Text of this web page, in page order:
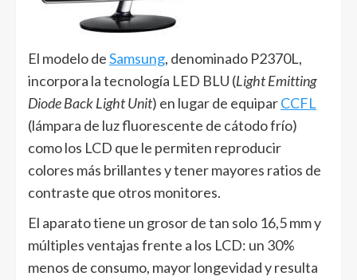
El modelo deSamsung, denominado P2370L,
incorpora la tecnología LED BLU (Light Emitting
Diode Back Light Unit) en lugar de equiparCCFL
(lámpara de luz fluorescente de cátodo frío)
como los LCD que le permiten reproducir
colores más brillantes y tener mayores ratios de
contraste que otros monitores.
El aparato tiene un grosor de tan solo 16,5 mm y
múltiples ventajas frente a los LCD: un 30%
menos de consumo, mayor longevidad y resulta